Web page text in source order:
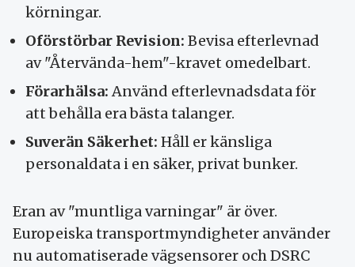
körningar.
Oförstörbar Revision: Bevisa efterlevnad
av "Återvända-hem"-kravet omedelbart.
Förarhälsa:Använd efterlevnadsdata för
att behålla era bästa talanger.
Suverän Säkerhet: Håll er känsliga
personaldata i en säker, privat bunker.
Eran av "muntliga varningar" är över.
Europeiska transportmyndigheter använder
nu automatiserade vägsensorer och DSRC